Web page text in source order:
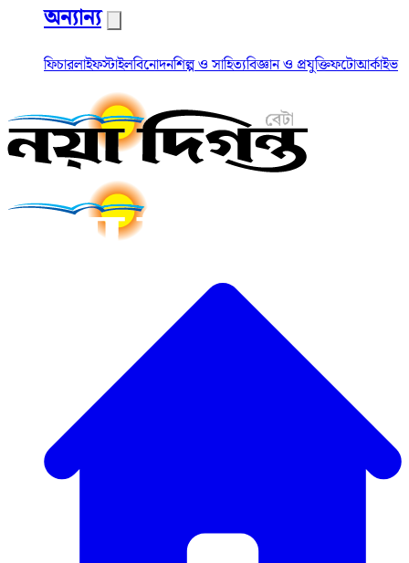
অন্যান্য
ফিচারলাইফস্টাইলবিনোদনশিল্প ও সাহিত্যবিজ্ঞান ও প্রযুক্তিফটোআর্কাইভ